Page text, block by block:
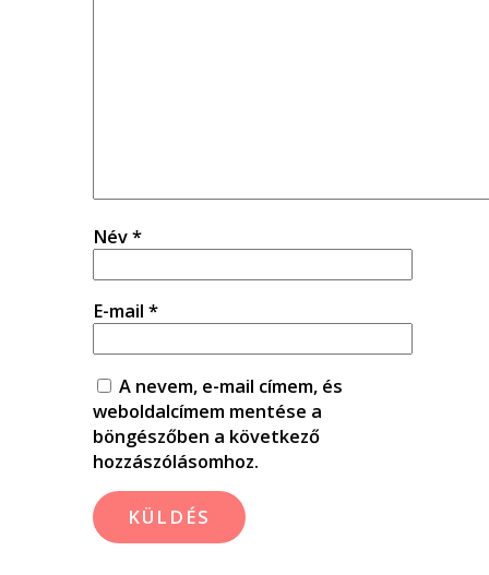
Név*
E-mail *
A nevem, e-mail címem, és
weboldalcímem mentése a
böngészőben a következő
hozzászólásomhoz.